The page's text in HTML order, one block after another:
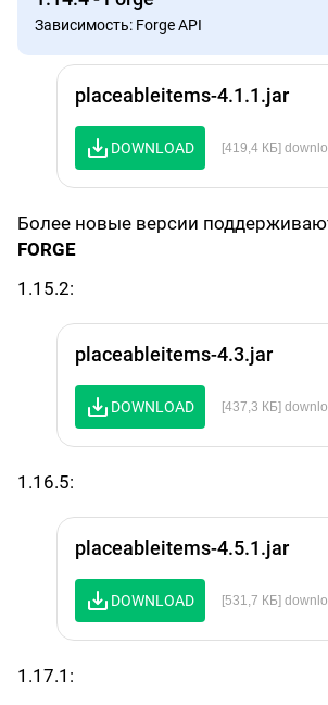
Зависимость: Forge API
placeableitems-4.1.1.jar
DOWNLOAD [419,4 КБ]
Более новые версии
FORGE
1.15.2:
placeableitems-4.3.jar
DOWNLOAD [437,3 КБ]
1.16.5:
placeableitems-4.5.1.jar
DOWNLOAD [531,7 КБ]
1.17.1: